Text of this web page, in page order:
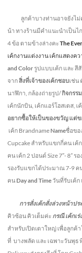
ลูกค้าบางท่านอาจยังไม่
น้า ทางร้านมีคำแนะนำเป็นไ
4 ข้อ ตามข้างล่างคะ The
เค้กงานแต่งงาน เค้กแสดงค
and Color รูปแบบเค้ก และ สี
จากสิ่งที่เจ้าของเค้กชอบเช่น
นาฬิกา, กล้องถ่ายรูป/กิจกรร
เค้กนักบิน, เค้กแอร์โฮสเตส,
อยากซื้อให้เป็นของขวัญ แต่ข
เค้ก Brandname Nameชื่อขอ
Cupcake สำหรับแขกกี่คน เค้
คน เค้ก 2 ปอนด์ Size 7″- 8”
รองรับแขกได้ประมาณ 7-9 ค
คน Day and Time วันที่รับเค้
การสั่งเค้กสั่งล่วงหน้าปร
คิวซ้อน คิวเต็มค่ะ กรณี เค้กเ
สำหรับเปิดเตาใหญ่ เพื่อลูกค้
ที่ บางพลัด และ เฉพาะวันพุธ